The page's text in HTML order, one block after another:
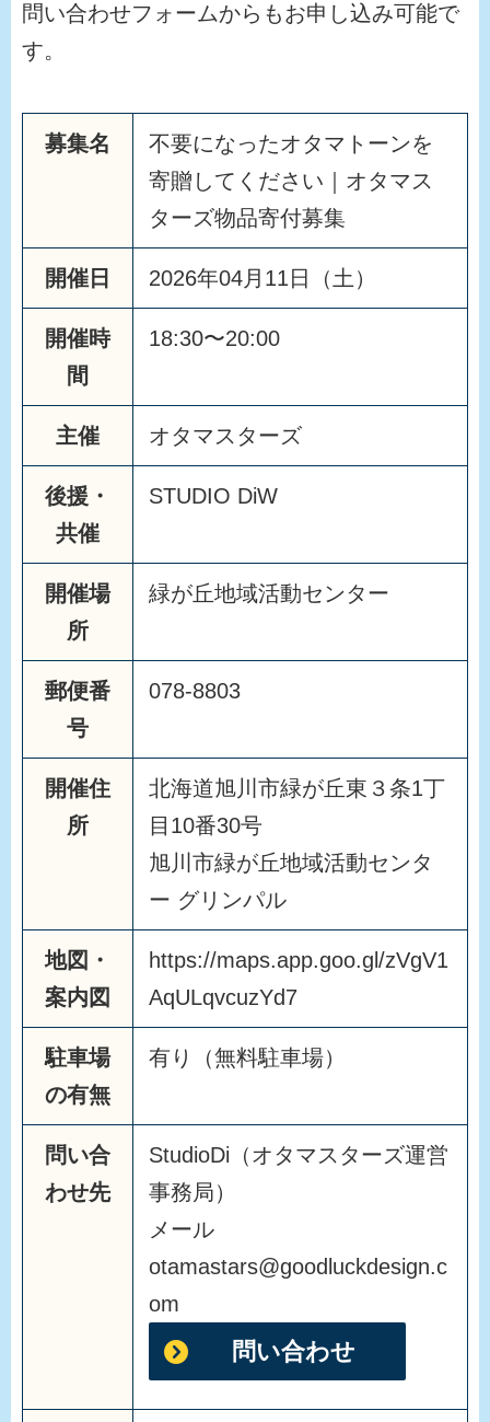
問い合わせフォームからもお申し込み可能で
す。
募集名
不要になったオタマトーンを
寄贈してください｜オタマス
ターズ物品寄付募集
開催日 2026年04月11日（土）
開催時
間
18:30〜20:00
主催 オタマスターズ
後援・
共催
STUDIO DiW
開催場
所
緑が丘地域活動センター
郵便番
号
078-8803
開催住
所
北海道旭川市緑が丘東３条1丁
目10番30号
旭川市緑が丘地域活動センタ
ー グリンパル
地図・
案内図
https://maps.app.goo.gl/zVgV1
AqULqvcuzYd7
駐車場
の有無
有り（無料駐車場）
問い合
わせ先
StudioDi（オタマスターズ運営
事務局）
メール
otamastars@goodluckdesign.c
om
問い合わせ